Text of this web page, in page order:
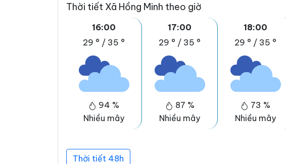
Thời tiết Xã Hồng Minh theo giờ
16:00
29 ° / 35 °
94 %
Nhiều mây
17:00
29 ° / 35 °
87 %
Nhiều mây
18:00
29 ° / 35 °
73 %
Nhiều mây
Thời tiết 48h